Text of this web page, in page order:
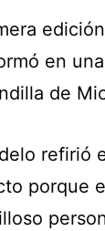
en
de
refirió
porque